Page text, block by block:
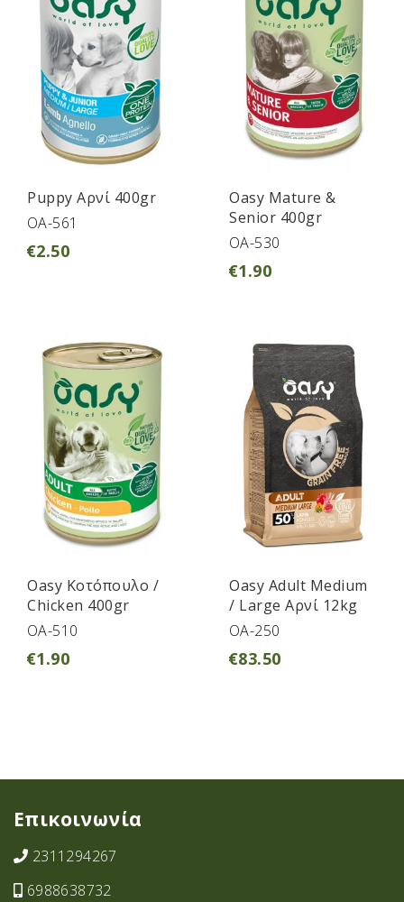
Puppy Αρνί 400gr
OA-561
€2.50
Oasy Mature &
Senior 400gr
OA-530
€1.90
Oasy Κοτόπουλο /
Chicken 400gr
OA-510
€1.90
Oasy Adult Medium
/ Large Αρνί 12kg
OA-250
€83.50
Επικοινωνία
2311294267
6988638732